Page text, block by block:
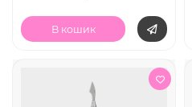
В кошик